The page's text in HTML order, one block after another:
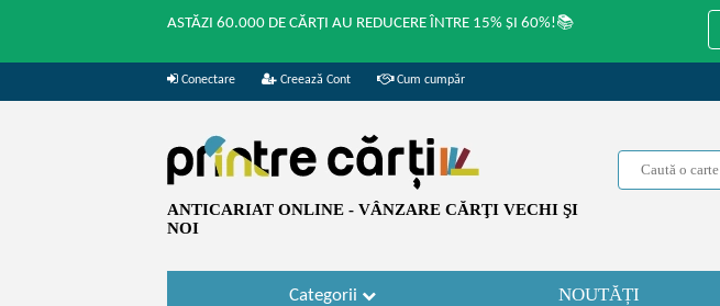
ASTĂZI 60.000 DE CĂRȚI AU REDUCERE ÎNTRE 15% ȘI 60%!📚
Conectare Creează Cont Cum cumpăr
ANTICARIAT ONLINE - VÂNZARE CĂRŢI VECHI ŞI
NOI
Categorii NOUTĂȚI